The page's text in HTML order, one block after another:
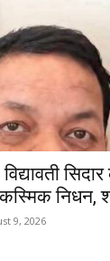
निधन,
9, 2026